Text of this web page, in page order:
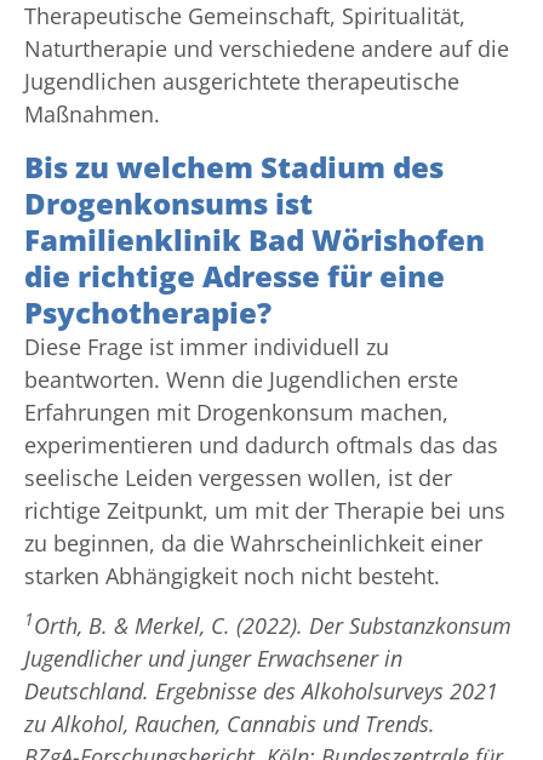
Therapeutische Gemeinschaft, Spiritualität,
Naturtherapie und verschiedene andere auf die
Jugendlichen ausgerichtete therapeutische
Maßnahmen.
Bis zu welchem Stadium des
Drogenkonsums ist
Familienklinik Bad Wörishofen
die richtige Adresse für eine
Psychotherapie?
Diese Frage ist immer individuell zu
beantworten. Wenn die Jugendlichen erste
Erfahrungen mit Drogenkonsum machen,
experimentieren und dadurch oftmals das das
seelische Leiden vergessen wollen, ist der
richtige Zeitpunkt, um mit der Therapie bei uns
zu beginnen, da die Wahrscheinlichkeit einer
starken Abhängigkeit noch nicht besteht.
1Orth, B. & Merkel, C. (2022). Der Substanzkonsum
Jugendlicher und junger Erwachsener in
Deutschland. Ergebnisse des Alkoholsurveys 2021
zu Alkohol, Rauchen, Cannabis und Trends.